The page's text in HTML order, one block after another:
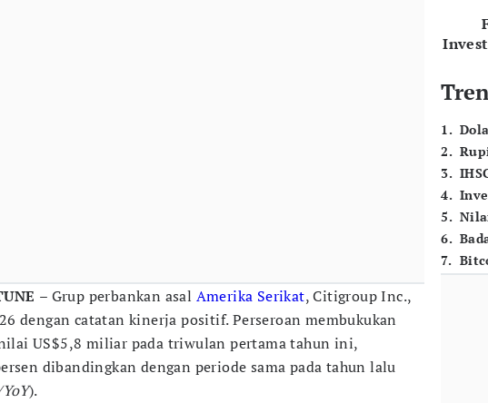
– Grup perbankan asal Amerika Serikat, Citigroup Inc.,
dengan catatan kinerja positif. Perseroan membukukan
US$5,8 miliar pada triwulan pertama tahun ini,
dibandingkan dengan periode sama pada tahun lalu
).
1.
2.
3.
4.
5.
6.
7.